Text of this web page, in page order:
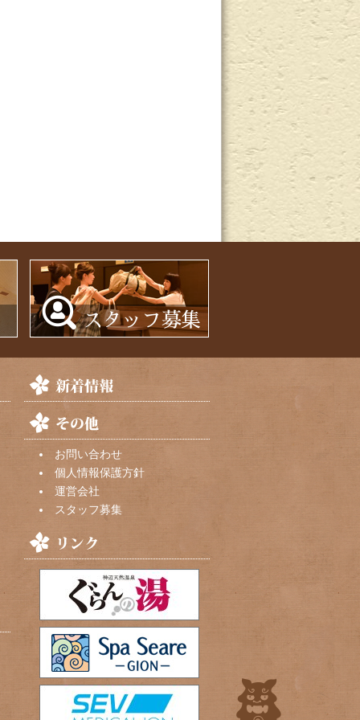
お問い合わせ
個人情報保護方針
運営会社
スタッフ募集